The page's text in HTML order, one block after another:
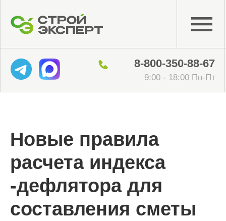
Новые правила
расчета индекса
-дефлятора для
составления сметы